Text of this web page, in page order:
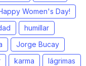
Women's Day!
humillar
Jorge Bucay
karma
lágrimas